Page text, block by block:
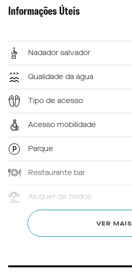
Informações Úteis
Nadador salvador
Qualidade da água
Tipo de acesso
Acesso mobilidade
Parque
Restaurante bar
Aluguer de toldos
Primeiros socorros
WC
VER MAIS